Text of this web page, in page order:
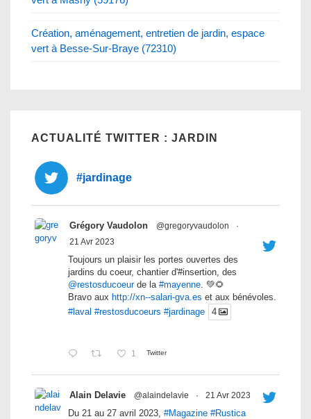
Création, aménagement, entretien de jardin, espace
vert à Besse-Sur-Braye (72310)
ACTUALITÉ TWITTER : JARDIN
#jardinage
Grégory Vaudolon @gregoryvaudolon
·
21 Avr 2023
Toujours un plaisir les portes ouvertes des
jardins du coeur, chantier d'#insertion, des
@restosducoeurde la #mayenne. 💚🌻
Bravo aux http://xn--salari-gva.es et aux bénévoles.
#laval #restosducoeurs #jardinage 4
1 Twitter
Alain Delavie @alaindelavie · 21 Avr 2023
Du 21 au 27 avril 2023, #Magazine #Rustica